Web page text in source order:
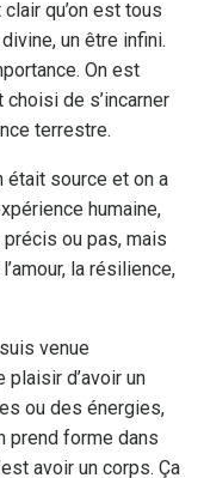
qu’on est tous
un être infini.
On est
de s’incarner
terrestre.
était source et on a
humaine,
ou pas, mais
la résilience,
venue
d’avoir un
ou des énergies,
prend forme dans
avoir un corps. Ça